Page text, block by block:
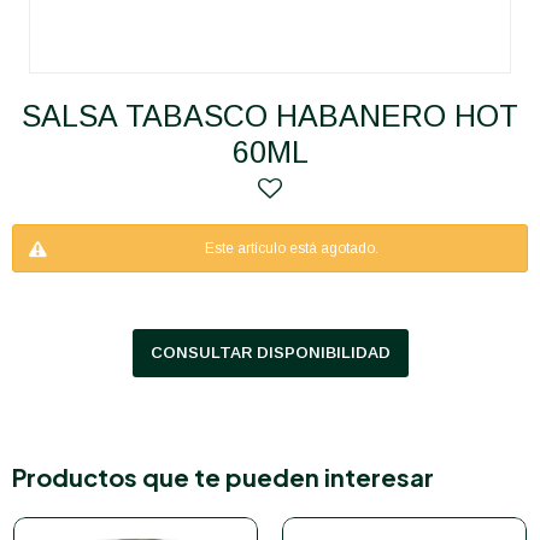
SALSA TABASCO HABANERO HOT
60ML
Este artículo está agotado.
CONSULTAR DISPONIBILIDAD
Productos que te pueden interesar